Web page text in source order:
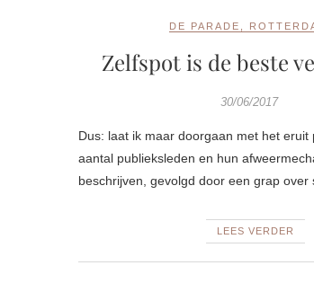
DE PARADE
Zelfspot is de beste
30/06/2017
Dus: laat ik maar doorgaan met het eruit
aantal publieksleden en hun
beschrijven, gevolgd door een grap over
LEES VERDER